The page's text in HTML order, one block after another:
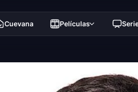
Cuevana Películas